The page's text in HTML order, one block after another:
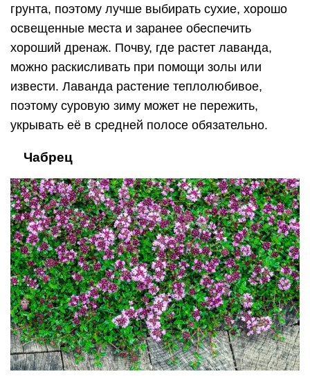
грунта, поэтому лучше выбирать сухие, хорошо
освещенные места и заранее обеспечить
хороший дренаж. Почву, где растет лаванда,
можно раскисливать при помощи золы или
извести. Лаванда растение теплолюбивое,
поэтому суровую зиму может не пережить,
укрывать её в средней полосе обязательно.
⠀ Чабрец